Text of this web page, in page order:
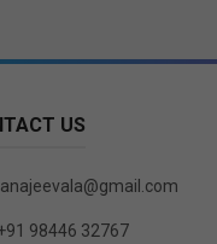
US
98446 32767